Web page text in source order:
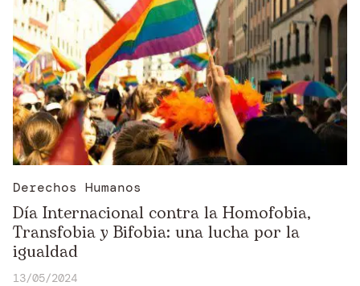
Derechos Humanos
Día Internacional contra la Homofobia,
Transfobia y Bifobia: una lucha por la
igualdad
13/05/2024